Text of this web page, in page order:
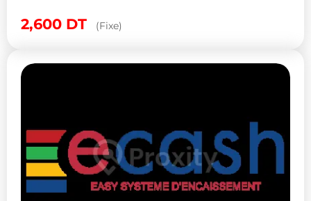
2,600 DT (Fixe)